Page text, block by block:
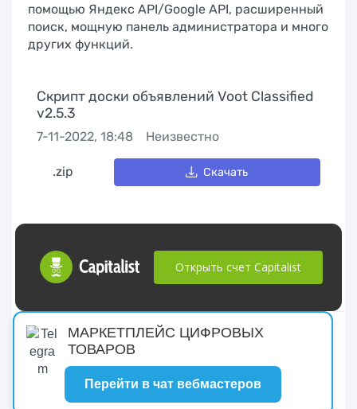
помощью Яндекс API/Google API, расширенный
поиск, мощную панель администратора и много
других функций.
Скрипт доски объявлений Voot Classified
v2.5.3
7-11-2022, 18:48 Неизвестно
.zip Скачать
Открыть счет Capitalist
МАРКЕТПЛЕЙС ЦИФРОВЫХ
ТОВАРОВ
Перейти в чат вебмастеров